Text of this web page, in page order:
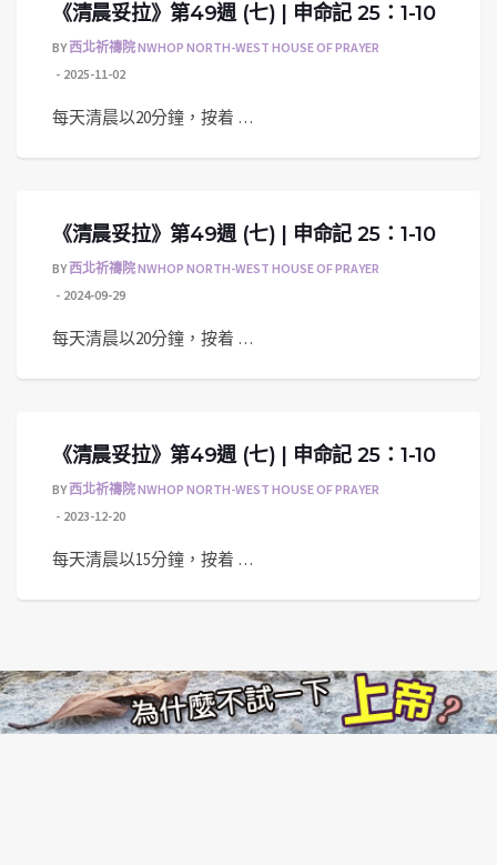
《清晨妥拉》第49週 (七) | 申命記 25：1-10
BY西北祈禱院 NWHOP NORTH-WEST HOUSE OF PRAYER
2025-11-02
每天清晨以20分鐘，按着 …
《清晨妥拉》第49週 (七) | 申命記 25：1-10
BY西北祈禱院 NWHOP NORTH-WEST HOUSE OF PRAYER
2024-09-29
每天清晨以20分鐘，按着 …
《清晨妥拉》第49週 (七) | 申命記 25：1-10
BY西北祈禱院 NWHOP NORTH-WEST HOUSE OF PRAYER
2023-12-20
每天清晨以15分鐘，按着 …